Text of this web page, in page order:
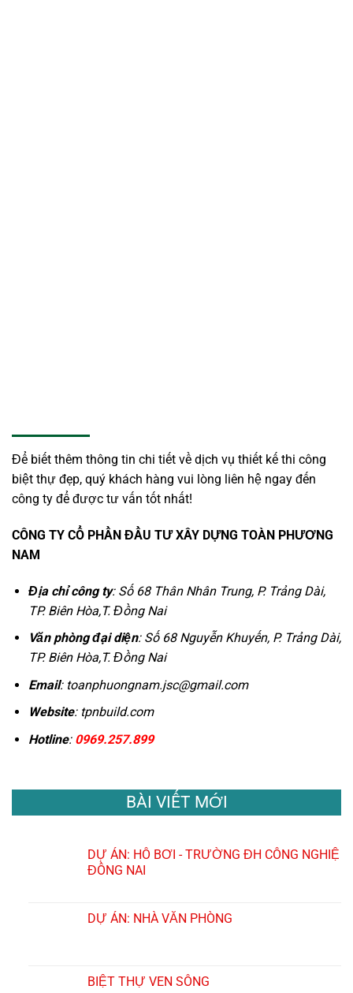
Để biết thêm thông tin chi tiết về dịch vụ thiết kế thi công
biệt thự đẹp, quý khách hàng vui lòng liên hệ ngay đến
công ty để được tư vấn tốt nhất!
CÔNG TY CỔ PHẦN ĐẦU TƯ XÂY DỰNG TOÀN PHƯƠNG
NAM
Địa chỉ công ty: Số 68 Thân Nhân Trung, P. Trảng Dài,
TP. Biên Hòa,T. Đồng Nai
Văn phòng đại diện: Số 68 Nguyễn Khuyến, P. Trảng Dài,
TP. Biên Hòa,T. Đồng Nai
Email: toanphuongnam.jsc@gmail.com
Website: tpnbuild.com
Hotline: 0969.257.899
BÀI VIẾT MỚI
DỰ ÁN: HỒ BƠI - TRƯỜNG ĐH CÔNG NGHIỆ
ĐỒNG NAI
DỰ ÁN: NHÀ VĂN PHÒNG
BIỆT THỰ VEN SÔNG